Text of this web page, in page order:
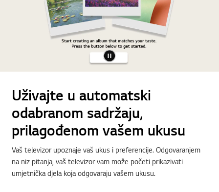
Uživajte u automatski
odabranom sadržaju,
prilagođenom vašem ukusu
Vaš televizor upoznaje vaš ukus i preferencije. Odgovaranjem
na niz pitanja, vaš televizor vam može početi prikazivati
umjetnička djela koja odgovaraju vašem ukusu.